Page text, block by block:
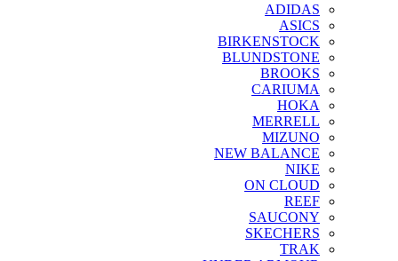
ADIDAS
ASICS
BIRKENSTOCK
BLUNDSTONE
BROOKS
CARIUMA
HOKA
MERRELL
MIZUNO
NEW BALANCE
NIKE
ON CLOUD
REEF
SAUCONY
SKECHERS
TRAK